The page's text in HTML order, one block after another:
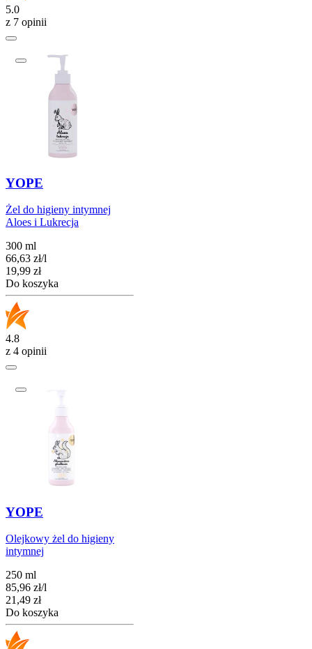
5.0
z 7 opinii
YOPE
Żel do higieny intymnej
Aloes i Lukrecja
300 ml
66,63 zł/l
Cena
19,99 zł
Do koszyka
4.8
z 4 opinii
YOPE
Olejkowy żel do higieny
intymnej
250 ml
85,96 zł/l
Cena
21,49 zł
Do koszyka